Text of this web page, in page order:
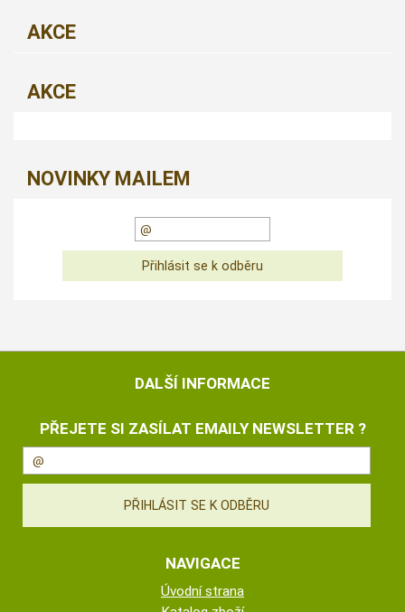
AKCE
AKCE
NOVINKY MAILEM
DALŠÍ INFORMACE
PŘEJETE SI ZASÍLAT EMAILY NEWSLETTER ?
NAVIGACE
Úvodní strana